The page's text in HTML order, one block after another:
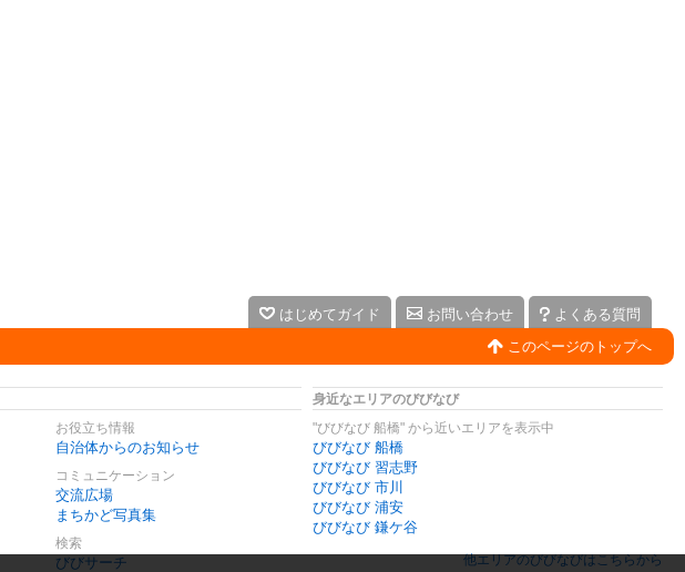
はじめてガイド お問い合わせ
よくある質問
このページのトップへ
お役立ち情報
自治体からのお知らせ
コミュニケーション
交流広場
まちかど写真集
検索
びびサーチ
身近なエリアのびびなび
"びびなび 船橋" から近いエリアを表示中
びびなび 船橋
びびなび 習志野
びびなび 市川
びびなび 浦安
びびなび 鎌ケ谷
他エリアのびびなびはこちらから